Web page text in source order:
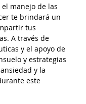
manejo de las
te brindará un
tus
A través de
y el apoyo de
y estrategias
y la
este